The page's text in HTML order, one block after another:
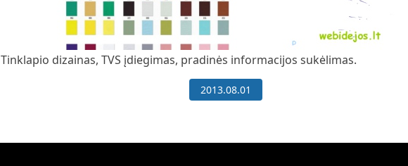
Tinklapio dizainas, TVS įdiegimas, pradinės informacijos sukėlimas.
2013.08.01